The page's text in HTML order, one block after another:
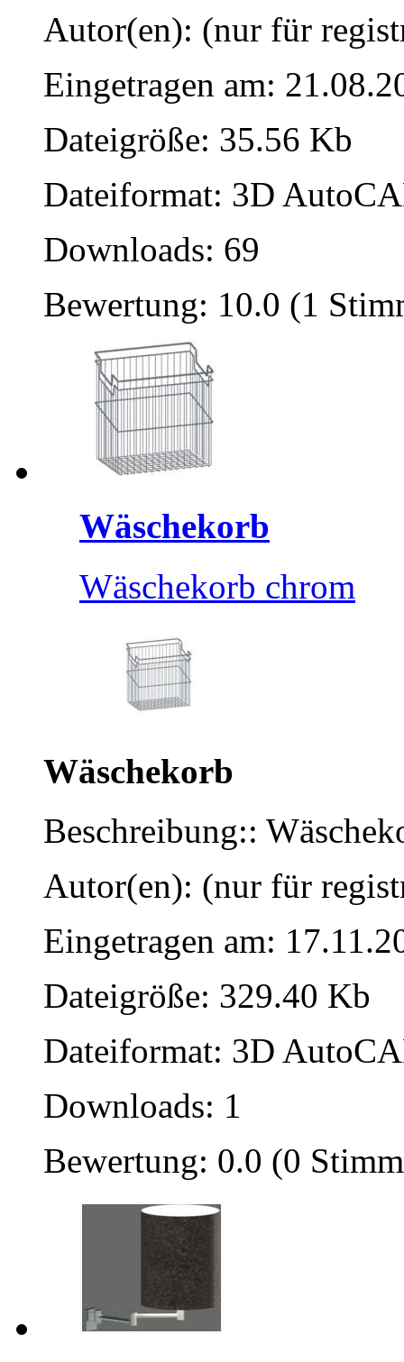
Autor(en): (nur für
Eingetragen am:
Dateigröße: 35.56 Kb
Dateiformat: 3D
Downloads: 69
Bewertung: 10.0 (1
Wäschekorb
Wäschekorb chrom
Wäschekorb
Beschreibung::
Autor(en): (nur für
Eingetragen am:
Dateigröße: 329.40 Kb
Dateiformat: 3D
Downloads: 1
Bewertung: 0.0 (0